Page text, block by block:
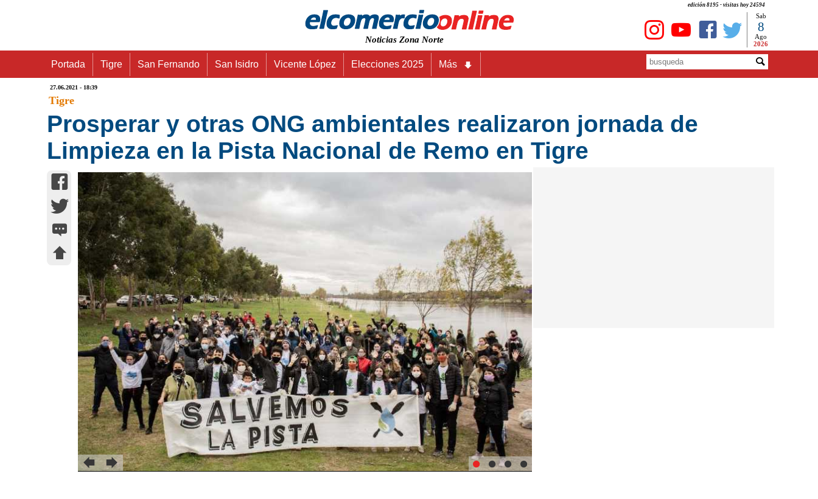
edición 8195 - visitas hoy 24594
Noticias Zona Norte
Sab
8
Ago
2026
Portada Tigre San Fernando San Isidro Vicente López Elecciones 2025 Más
27.06.2021 - 18:39
Tigre
Prosperar y otras ONG ambientales realizaron jornada de
Limpieza en la Pista Nacional de Remo en Tigre